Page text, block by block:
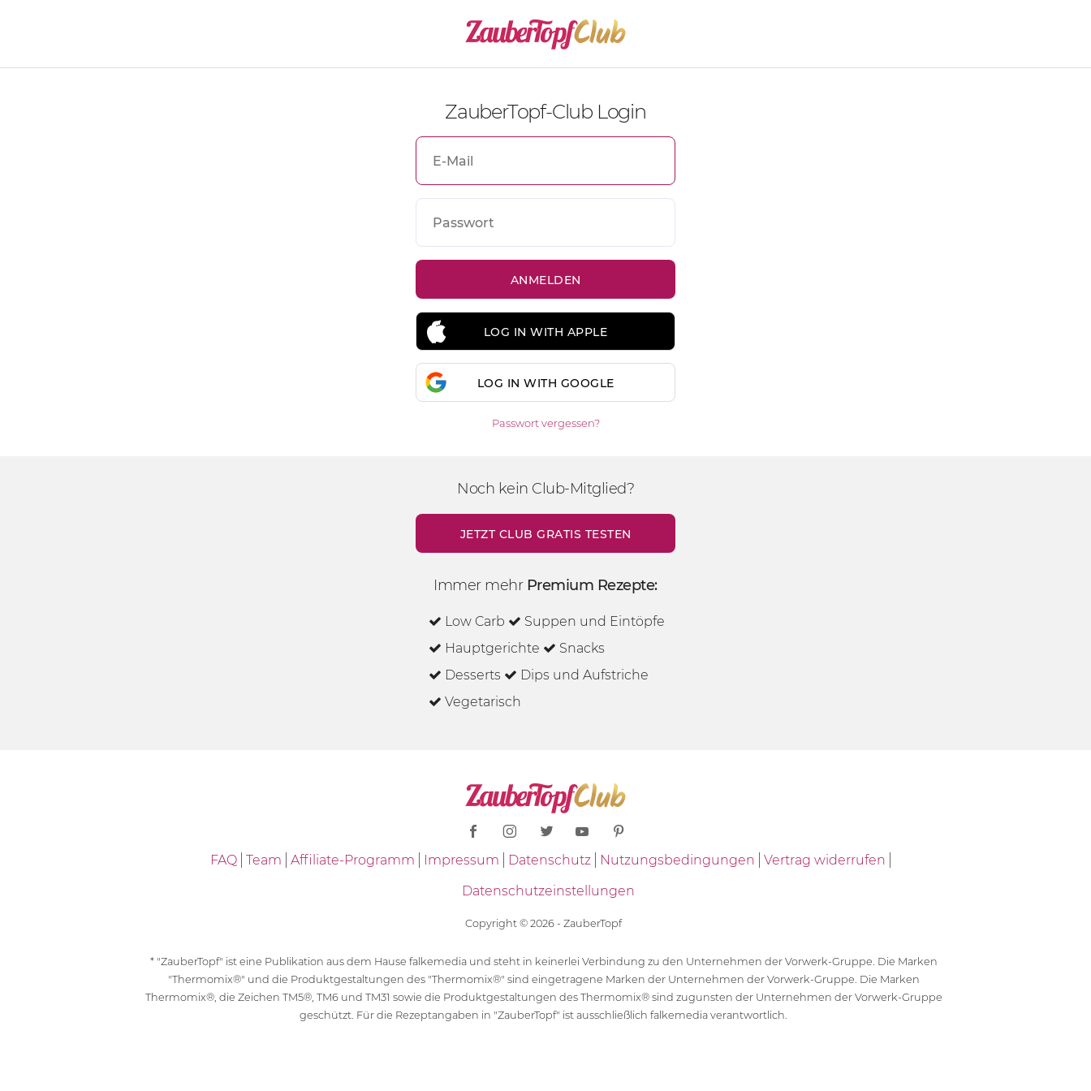
ZauberTopf-Club Login
LOG IN WITH APPLE
LOG IN WITH GOOGLE
Passwort vergessen?
Noch kein Club-Mitglied?
JETZT CLUB GRATIS TESTEN
Immer mehr Premium Rezepte:
Low Carb
Suppen und Eintöpfe
Hauptgerichte
Snacks
Desserts
Dips und Aufstriche
Vegetarisch
FAQ Team Affiliate-Programm Impressum Datenschutz Nutzungsbedingungen
Vertrag widerrufen
Datenschutzeinstellungen
Copyright © 2026 - ZauberTopf
* "ZauberTopf" ist eine Publikation aus dem Hause falkemedia und steht in keinerlei Verbindung zu den Unternehmen der Vorwerk-Gruppe. Die Marken
"Thermomix®" und die Produktgestaltungen des "Thermomix®" sind eingetragene Marken der Unternehmen der Vorwerk-Gruppe. Die Marken
Thermomix®, die Zeichen TM5®, TM6 und TM31 sowie die Produktgestaltungen des Thermomix® sind zugunsten der Unternehmen der Vorwerk-Gruppe
geschützt. Für die Rezeptangaben in "ZauberTopf" ist ausschließlich falkemedia verantwortlich.